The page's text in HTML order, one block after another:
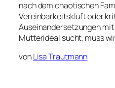
nach dem chaotischen
Vereinbarkeitskluft oder
Auseinandersetzungen
Mutterideal sucht, muss
vonLisa Trautmann